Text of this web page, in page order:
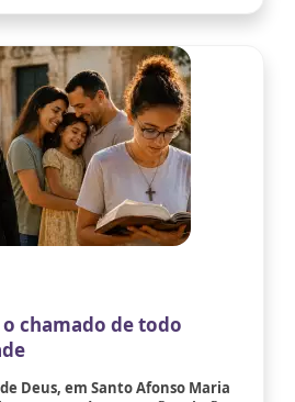
chamado de todo
Deus, em Santo Afonso Maria